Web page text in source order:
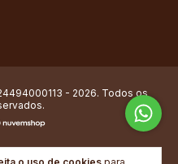
- 2026. Todos os